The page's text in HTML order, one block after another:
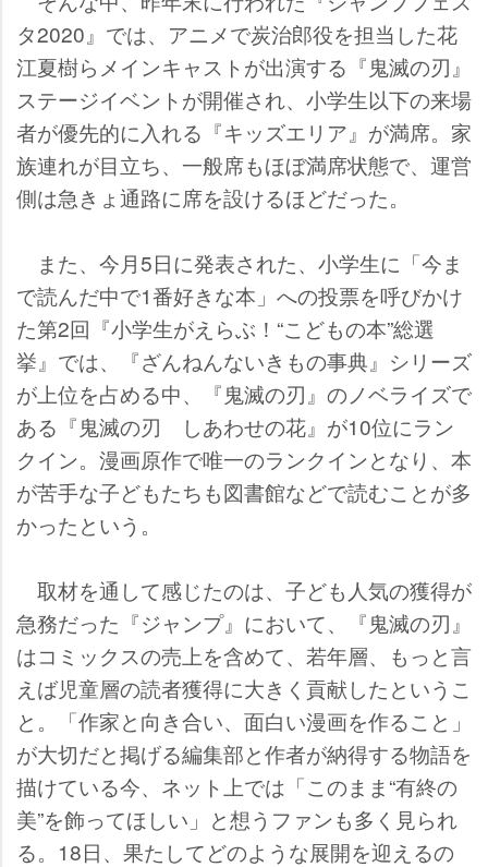
タ2020』では、アニメで炭治郎役を担当した花
江夏樹らメインキャストが出演する『鬼滅の刃』
ステージイベントが開催され、小学生以下の来場
者が優先的に入れる『キッズエリア』が満席。家
族連れが目立ち、一般席もほぼ満席状態で、運営
側は急きょ通路に席を設けるほどだった。
また、今月5日に発表された、小学生に「今ま
で読んだ中で1番好きな本」への投票を呼びかけ
た第2回『小学生がえらぶ！“こどもの本”総選
挙』では、『ざんねんないきもの事典』シリーズ
が上位を占める中、『鬼滅の刃』のノベライズで
ある『鬼滅の刃 しあわせの花』が10位にラン
クイン。漫画原作で唯一のランクインとなり、本
が苦手な子どもたちも図書館などで読むことが多
かったという。
取材を通して感じたのは、子ども人気の獲得が
急務だった『ジャンプ』において、『鬼滅の刃』
はコミックスの売上を含めて、若年層、もっと言
えば児童層の読者獲得に大きく貢献したというこ
と。「作家と向き合い、面白い漫画を作ること」
が大切だと掲げる編集部と作者が納得する物語を
描けている今、ネット上では「このまま“有終の
美”を飾ってほしい」と想うファンも多く見られ
る。18日、果たしてどのような展開を迎えるの